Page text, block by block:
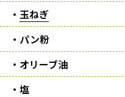
・ 玉ねぎ
・パン粉
・オリーブ油
・塩